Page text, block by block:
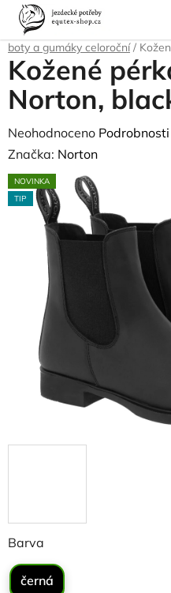
Přejít
obsah
Domů
Pro jezdce
boty a gumáky celoroční /
Barva
černá
Kožené
Norton,
Průměrné
hodnocení
produktu
je
hvězdiček.
Neohodnoceno
Značka: Norton
NOVINKA
TIP